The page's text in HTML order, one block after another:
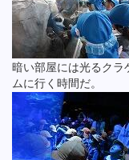
暗い部屋には光るク
ムに行く時間だ。